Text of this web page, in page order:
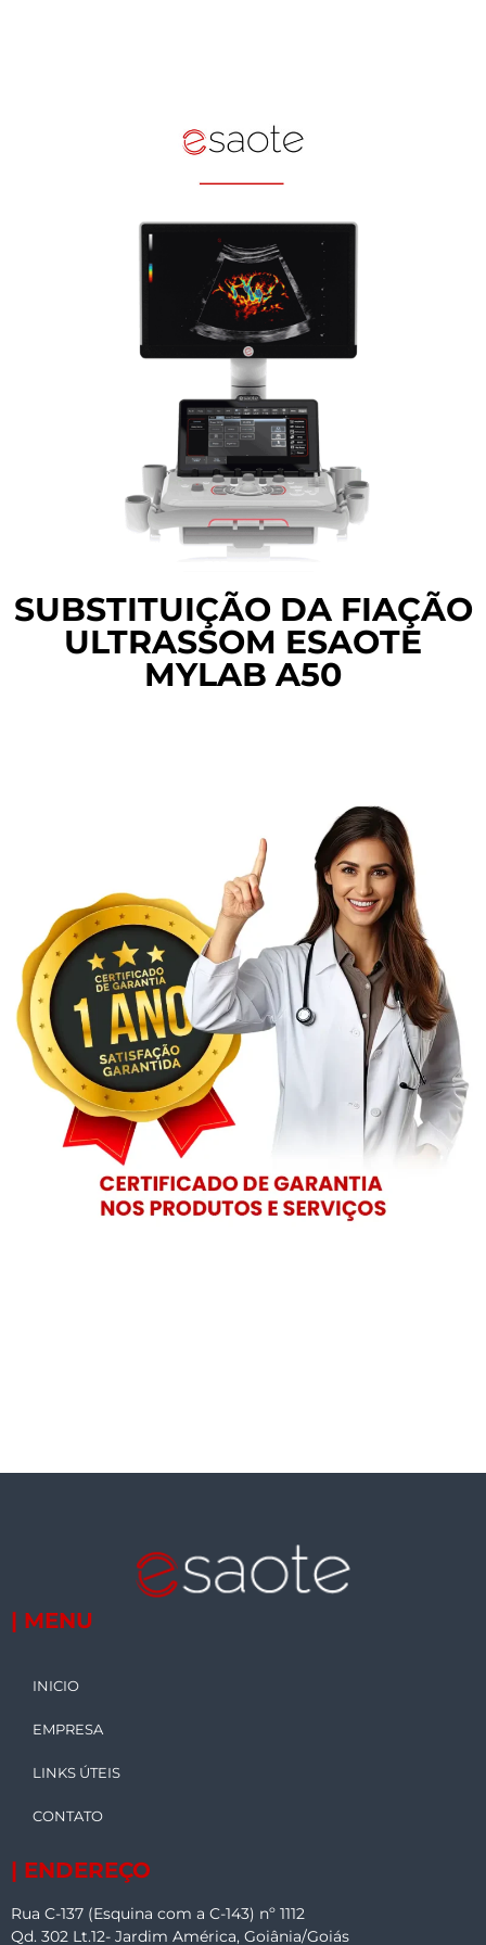
SUBSTITUIÇÃO DA FIAÇÃO
ULTRASSOM ESAOTE
MYLAB A50
| MENU
INICIO
EMPRESA
LINKS ÚTEIS
CONTATO
| ENDEREÇO
Rua C-137 (Esquina com a C-143) nº 1112
Qd. 302 Lt.12- Jardim América, Goiânia/Goiás